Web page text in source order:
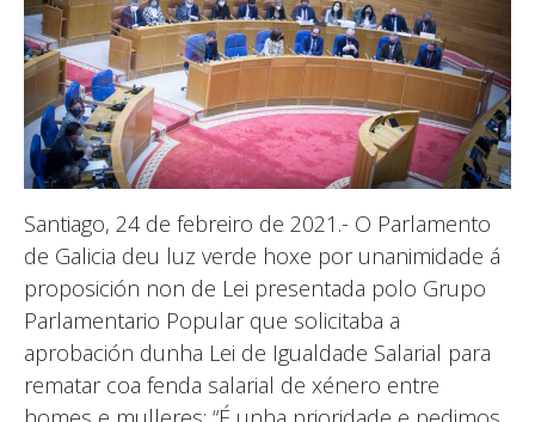
Santiago, 24 de febreiro de 2021.- O Parlamento
de Galicia deu luz verde hoxe por unanimidade á
proposición non de Lei presentada polo Grupo
Parlamentario Popular que solicitaba a
aprobación dunha Lei de Igualdade Salarial para
rematar coa fenda salarial de xénero entre